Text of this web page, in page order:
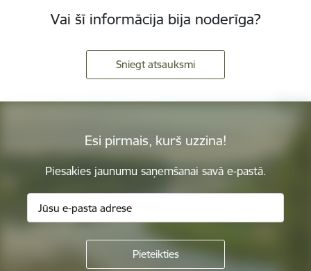
Vai šī informācija bija noderīga?
Sniegt atsauksmi
Esi pirmais, kurš uzzina!
Piesakies jaunumu saņemšanai savā e-pastā.